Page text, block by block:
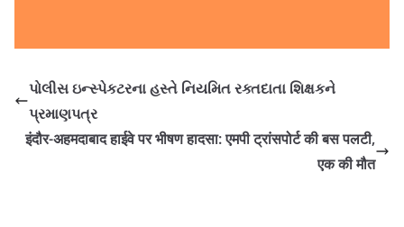
પોલીસ ઇન્સ્પેકટરના હસ્તે નિયમિત રક્તદાતા શિક્ષકને
પ્રમાણપત્ર
इंदौर-अहमदाबाद हाईवे पर भीषण हादसा: एमपी ट्रांसपोर्ट की बस पलटी,
एक की मौत